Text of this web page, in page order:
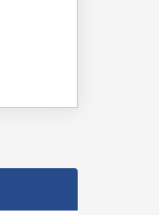
TRASMESSE DALLE
COMUNALE